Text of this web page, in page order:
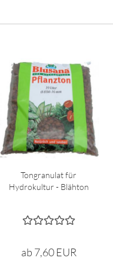
Tongranulat für
Hydrokultur - Blähton
ab 7,60 EUR